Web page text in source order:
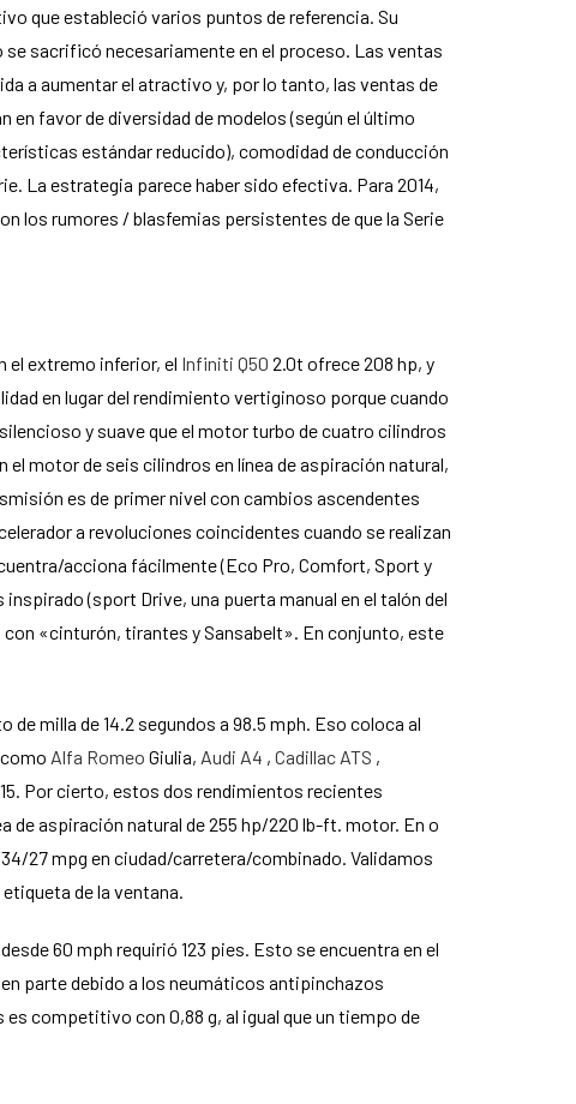
que estableció varios puntos de referencia. Su
sacrificó necesariamente en el proceso. Las ventas
a aumentar el atractivo y, por lo tanto, las ventas de
en favor de diversidad de modelos (según el último
estándar reducido), comodidad de conducción
La estrategia parece haber sido efectiva. Para 2014,
los rumores / blasfemias persistentes de que la Serie
el extremo inferior, el Infiniti Q50 2.0t ofrece 208 hp, y
en lugar del rendimiento vertiginoso porque cuando
y suave que el motor turbo de cuatro cilindros
motor de seis cilindros en línea de aspiración natural,
es de primer nivel con cambios ascendentes
a revoluciones coincidentes cuando se realizan
acciona fácilmente (Eco Pro, Comfort, Sport y
(sport Drive, una puerta manual en el talón del
«cinturón, tirantes y Sansabelt». En conjunto, este
milla de 14.2 segundos a 98.5 mph. Eso coloca al
Alfa Romeo Giulia, Audi A4 , Cadillac ATS ,
Por cierto, estos dos rendimientos recientes
de aspiración natural de 255 hp/220 lb-ft. motor. En o
27 mpg en ciudad/carretera/combinado. Validamos
de la ventana.
60 mph requirió 123 pies. Esto se encuentra en el
parte debido a los neumáticos antipinchazos
competitivo con 0,88 g, al igual que un tiempo de